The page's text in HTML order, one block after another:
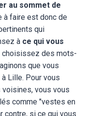
au sommet de
à faire est donc de
qui
à ce qui vous
choisissez des mots-
que vous
Lille. Pour vous
vous vous
comme "vestes en
contre, si ce qui vous